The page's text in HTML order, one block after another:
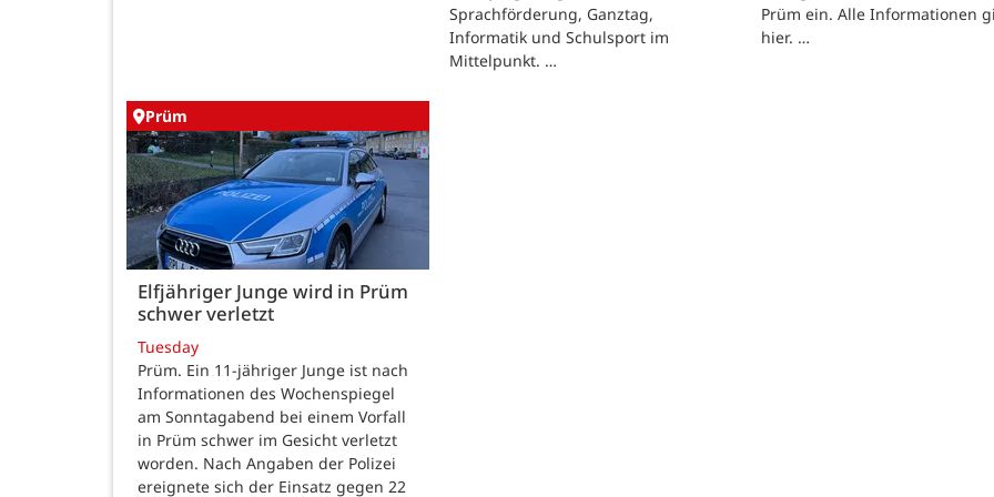
Sprachförderung, Ganztag,
Informatik und Schulsport im
Mittelpunkt. …
Prüm ein. Alle Informationen
hier. …
Prüm
Elfjähriger Junge wird in Prüm
schwer verletzt
Tuesday
Prüm. Ein 11-jähriger Junge ist nach
Informationen des Wochenspiegel
am Sonntagabend bei einem Vorfall
in Prüm schwer im Gesicht verletzt
worden. Nach Angaben der Polizei
ereignete sich der Einsatz gegen 22